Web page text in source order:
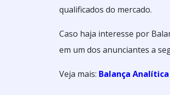
qualificados do mercado.
Caso haja interesse por
em um dos anunciantes a
Veja mais: Balança Analítica